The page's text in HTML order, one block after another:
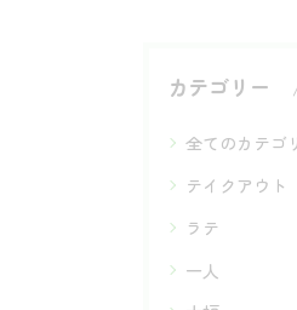
カテゴリー
全てのカテゴ
テイクアウト
ラテ
一人